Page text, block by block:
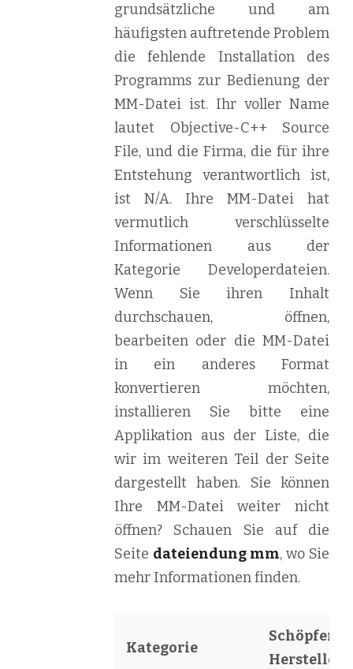
grundsätzliche und am
häufigsten auftretende Problem
die fehlende Installation des
Programms zur Bedienung der
MM-Datei ist. Ihr voller Name
lautet Objective-C++ Source
File, und die Firma, die für ihre
Entstehung verantwortlich ist,
ist N/A. Ihre MM-Datei hat
vermutlich verschlüsselte
Informationen aus der
Kategorie Developerdateien.
Wenn Sie ihren Inhalt
durchschauen, öffnen,
bearbeiten oder die MM-Datei
in ein anderes Format
konvertieren möchten,
installieren Sie bitte eine
Applikation aus der Liste, die
wir im weiteren Teil der Seite
dargestellt haben. Sie können
Ihre MM-Datei weiter nicht
öffnen? Schauen Sie auf die
Seite dateiendung mm, wo Sie
mehr Informationen finden.
Kategorie
Schöpfer /
Hersteller